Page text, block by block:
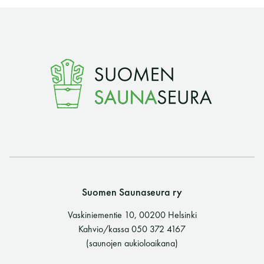
YHTEYSTIEDOT
saunomistapoja, joiden perustana on toisten
saunarauhan kunnioittaminen. Seura vaalii
saunakulttuuria ja pyrkii kehittämään suomalaista
saunaa ja edistämään sitä koskevaa tutkimusta.
Suomen Saunaseura ry
Vaskiniementie 10, 00200 Helsinki
Kahvio/kassa 050 372 4167
(saunojen aukioloaikana)